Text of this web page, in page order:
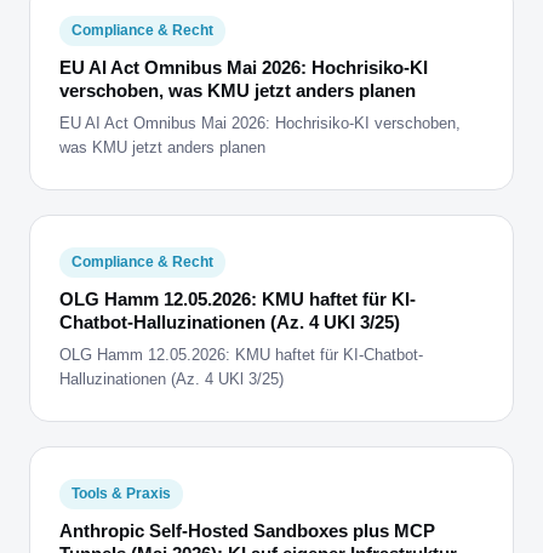
Compliance & Recht
EU AI Act Omnibus Mai 2026: Hochrisiko-KI
verschoben, was KMU jetzt anders planen
EU AI Act Omnibus Mai 2026: Hochrisiko-KI verschoben,
was KMU jetzt anders planen
Compliance & Recht
OLG Hamm 12.05.2026: KMU haftet für KI-
Chatbot-Halluzinationen (Az. 4 UKl 3/25)
OLG Hamm 12.05.2026: KMU haftet für KI-Chatbot-
Halluzinationen (Az. 4 UKl 3/25)
Tools & Praxis
Anthropic Self-Hosted Sandboxes plus MCP